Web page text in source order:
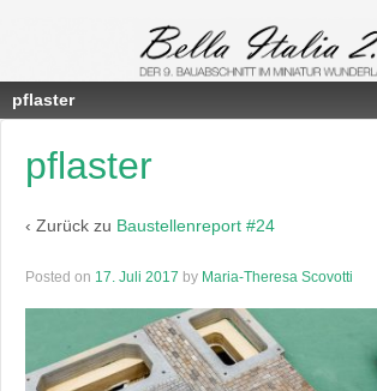
pflaster
pflaster
‹ Zurück zu Baustellenreport #24
Posted on 17. Juli 2017 by Maria-Theresa Scovotti